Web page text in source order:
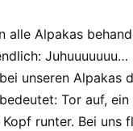
alle Alpakas
unseren Alpakas
bedeutet: Tor auf,
runter. Bei uns